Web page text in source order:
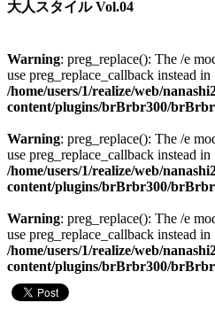
大人スタイル Vol.04
Warning: preg_replace(): The /e
use preg_replace_callback instead in
/home/users/1/realize/web/
content/plugins/brBrbr300/
Warning: preg_replace(): The /e
use preg_replace_callback instead in
/home/users/1/realize/web/
content/plugins/brBrbr300/
Warning: preg_replace(): The /e
use preg_replace_callback instead in
/home/users/1/realize/web/
content/plugins/brBrbr300/